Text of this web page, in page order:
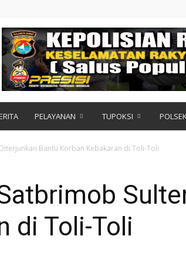
PELAYANAN TUPOKSI
Bantu Korban Kebakaran di Toli-Toli
di Toli-Toli